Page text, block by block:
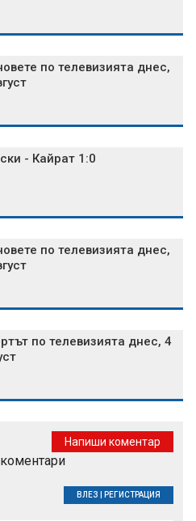
по телевизията днес,
- Кайрат 1:0
по телевизията днес,
по телевизията днес, 4
Напиши коментар
ВЛЕЗ РЕГИСТРАЦИЯ